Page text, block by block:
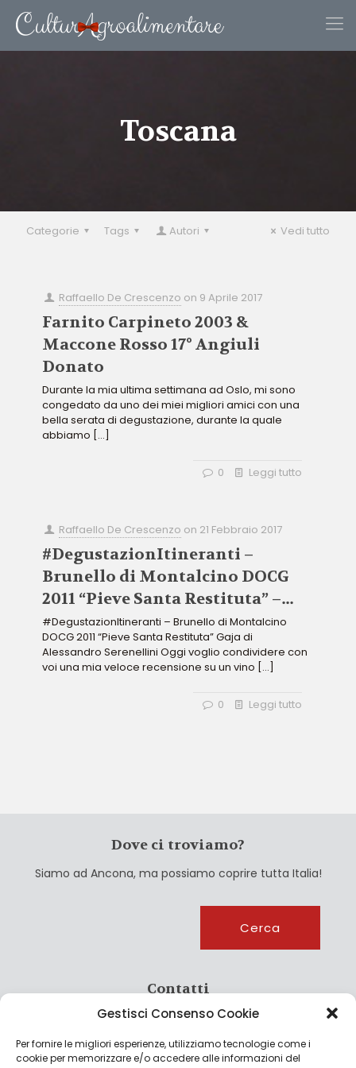
Gestisci Consenso Cookie
Per fornire le migliori esperienze, utilizziamo tecnologie come i
cookie per memorizzare e/o accedere alle informazioni del
Toscana
Categorie Tags Autori Vedi tutto
Raffaello De Crescenzo on 9 Aprile 2017
Farnito Carpineto 2003 &
Maccone Rosso 17° Angiuli
Donato
Durante la mia ultima settimana ad Oslo, mi sono
congedato da uno dei miei migliori amici con una
bella serata di degustazione, durante la quale
abbiamo […]
0 Leggi tutto
Raffaello De Crescenzo on 21 Febbraio 2017
#DegustazionItineranti –
Brunello di Montalcino DOCG
2011 “Pieve Santa Restituta” –
Gaja
#DegustazionItineranti – Brunello di Montalcino
DOCG 2011 “Pieve Santa Restituta” Gaja di
Alessandro Serenellini Oggi voglio condividere con
voi una mia veloce recensione su un vino […]
0 Leggi tutto
Dove ci troviamo?
Siamo ad Ancona, ma possiamo coprire tutta Italia!
Cerca
Contatti
info@culturagroalimentare.com